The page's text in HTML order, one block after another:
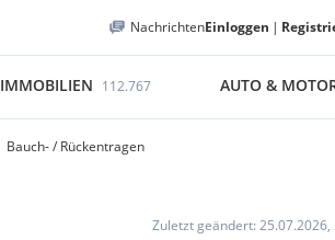
NachrichtenEinloggen |
IMMOBILIEN 112.767 AUTO &
Bauch- / Rückentragen
Zuletzt geändert: